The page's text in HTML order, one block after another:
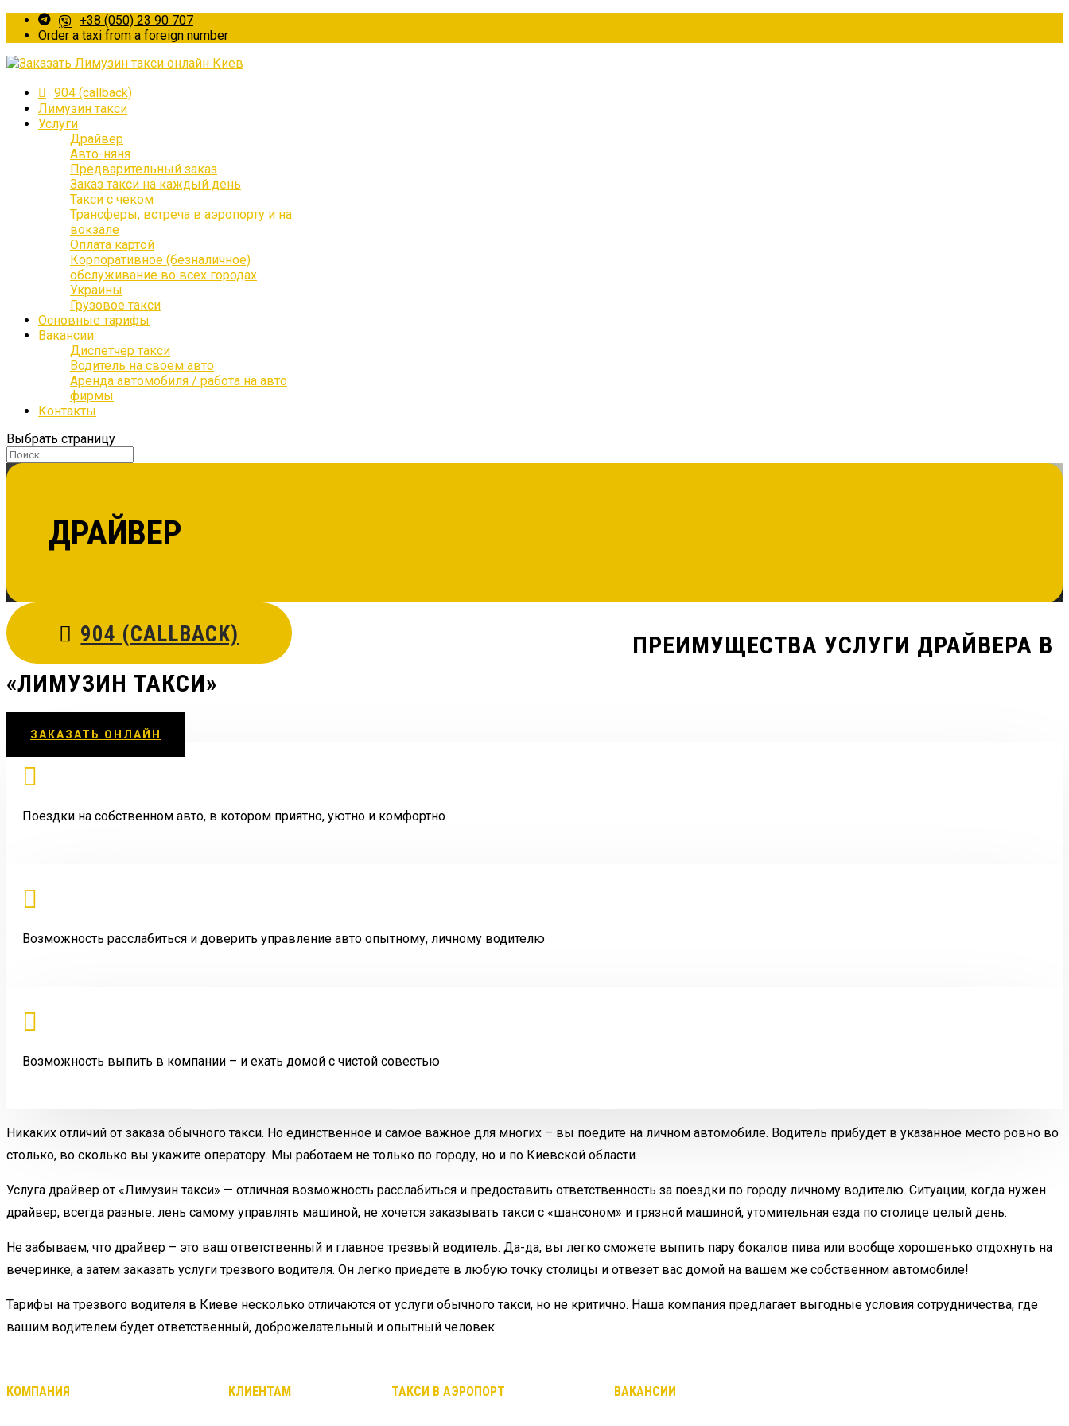
+38 (050) 23 90 707
Оrder a taxi from a foreign number
904 (callback)
Лимузин такси
Услуги
Драйвер
Авто-няня
Предварительный заказ
Заказ такси на каждый день
Такси с чеком
Трансферы, встреча в аэропорту и на
вокзале
Оплата картой
Корпоративное (безналичное)
обслуживание во всех городах
Украины
Грузовое такси
Основные тарифы
Вакансии
Диспетчер такси
Водитель на своем авто
Аренда автомобиля / работа на авто
фирмы
Контакты
Выбрать страницу
ДРАЙВЕР
904 (CALLBACK)
ПРЕИМУЩЕСТВА УСЛУГИ ДРАЙВЕРА В
«ЛИМУЗИН ТАКСИ»
ЗАКАЗАТЬ ОНЛАЙН

Поездки на собственном авто, в котором приятно, уютно и комфортно

Возможность расслабиться и доверить управление авто опытному, личному водителю

Возможность выпить в компании – и ехать домой с чистой совестью
Никаких отличий от заказа обычного такси. Но единственное и самое важное для многих – вы поедите на личном автомобиле. Водитель прибудет в указанное место ровно во
столько, во сколько вы укажите оператору. Мы работаем не только по городу, но и по Киевской области.
Услуга драйвер от «Лимузин такси» — отличная возможность расслабиться и предоставить ответственность за поездки по городу личному водителю. Ситуации, когда нужен
драйвер, всегда разные: лень самому управлять машиной, не хочется заказывать такси с «шансоном» и грязной машиной, утомительная езда по столице целый день.
Не забываем, что драйвер – это ваш ответственный и главное трезвый водитель. Да-да, вы легко сможете выпить пару бокалов пива или вообще хорошенько отдохнуть на
вечеринке, а затем заказать услуги трезвого водителя. Он легко приедете в любую точку столицы и отвезет вас домой на вашем же собственном автомобиле!
Тарифы на трезвого водителя в Киеве несколько отличаются от услуги обычного такси, но не критично. Наша компания предлагает выгодные условия сотрудничества, где
вашим водителем будет ответственный, доброжелательный и опытный человек.
КОМПАНИЯ КЛИЕНТАМ ТАКСИ В АЭРОПОРТ ВАКАНСИИ